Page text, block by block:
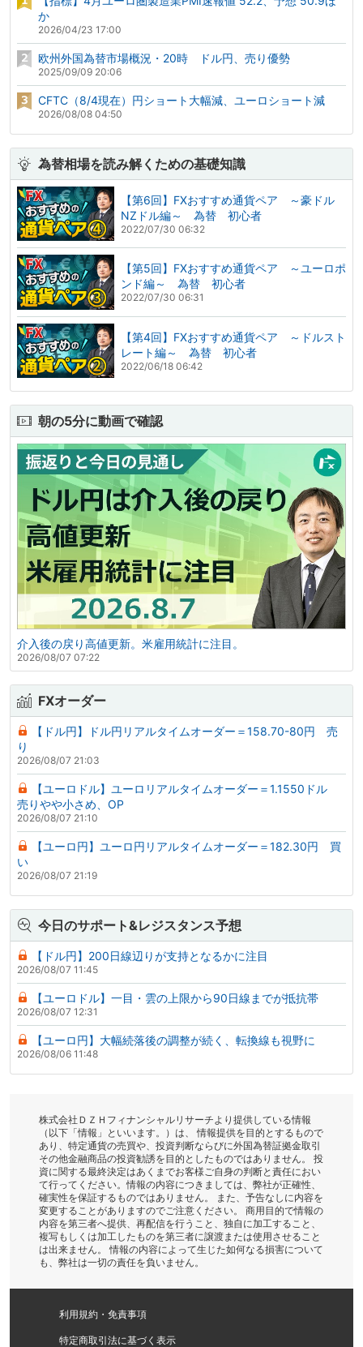
か
2026/04/23 17:00
欧州外国為替市場概況・20時 ドル円、売り優勢
2025/09/09 20:06
CFTC（8/4現在）円ショート大幅減、ユーロショート減
2026/08/08 04:50
為替相場を読み解くための基礎知識
【第6回】FXおすすめ通貨ペア ～豪ドル
NZドル編～ 為替 初心者
2022/07/30 06:32
【第5回】FXおすすめ通貨ペア ～ユーロポ
ンド編～ 為替 初心者
2022/07/30 06:31
【第4回】FXおすすめ通貨ペア ～ドルスト
レート編～ 為替 初心者
2022/06/18 06:42
朝の5分に動画で確認
介入後の戻り高値更新。米雇用統計に注目。
2026/08/07 07:22
FXオーダー
【ドル円】ドル円リアルタイムオーダー＝158.70-80円 売
り
2026/08/07 21:03
【ユーロドル】ユーロリアルタイムオーダー＝1.1550ドル
売りやや小さめ、OP
2026/08/07 21:10
【ユーロ円】ユーロ円リアルタイムオーダー＝182.30円 買
い
2026/08/07 21:19
今日のサポート&レジスタンス予想
【ドル円】200日線辺りが支持となるかに注目
2026/08/07 11:45
【ユーロドル】一目・雲の上限から90日線までが抵抗帯
2026/08/07 12:31
【ユーロ円】大幅続落後の調整が続く、転換線も視野に
2026/08/06 11:48
株式会社ＤＺＨフィナンシャルリサーチより提供している情報
（以下「情報」といいます。）は、 情報提供を目的とするもので
あり、特定通貨の売買や、投資判断ならびに外国為替証拠金取引
その他金融商品の投資勧誘を目的としたものではありません。 投
資に関する最終決定はあくまでお客様ご自身の判断と責任におい
て行ってください。情報の内容につきましては、弊社が正確性、
確実性を保証するものではありません。 また、予告なしに内容を
変更することがありますのでご注意ください。 商用目的で情報の
内容を第三者へ提供、再配信を行うこと、独自に加工すること、
複写もしくは加工したものを第三者に譲渡または使用させること
は出来ません。 情報の内容によって生じた如何なる損害について
も、弊社は一切の責任を負いません。
利用規約・免責事項
特定商取引法に基づく表示